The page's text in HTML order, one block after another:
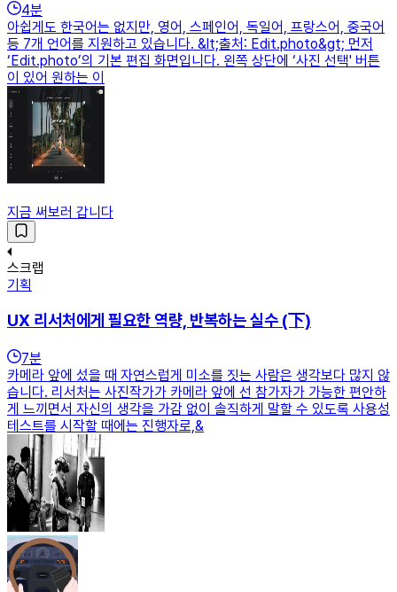
4분
아쉽게도 한국어는 없지만, 영어, 스페인어, 독일어, 프랑스어, 중국어
등 7개 언어를 지원하고 있습니다. &lt;출처: Edit.photo&gt; 먼저
‘Edit.photo’의 기본 편집 화면입니다. 왼쪽 상단에 ‘사진 선택' 버튼
이 있어 원하는 이
지금 써보러 갑니다
스크랩
기획
UX 리서처에게 필요한 역량, 반복하는 실수 (下)
7분
카메라 앞에 섰을 때 자연스럽게 미소를 짓는 사람은 생각보다 많지 않
습니다. 리서처는 사진작가가 카메라 앞에 선 참가자가 가능한 편안하
게 느끼면서 자신의 생각을 가감 없이 솔직하게 말할 수 있도록 사용성
테스트를 시작할 때에는 진행자로,&